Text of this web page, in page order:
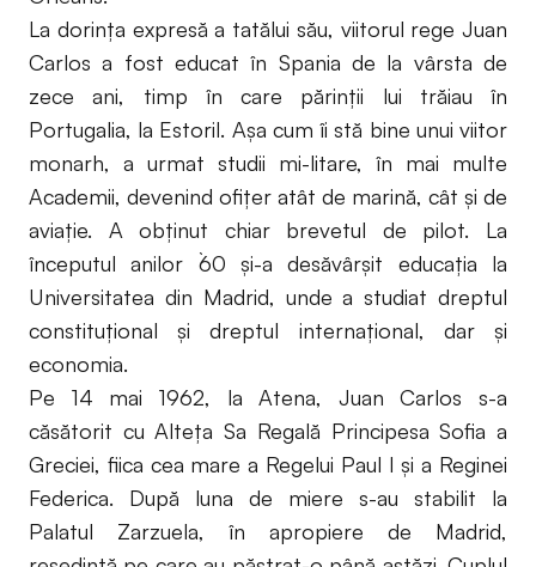
La dorința expresă a tatălui său, viitorul rege Juan
Carlos a fost educat în Spania de la vârsta de
zece ani, timp în care părinții lui trăiau în
Portugalia, la Estoril. Așa cum îi stă bine unui viitor
monarh, a urmat studii mi-litare, în mai multe
Academii, devenind ofițer atât de marină, cât și de
aviație. A obținut chiar brevetul de pilot. La
începutul anilor `60 și-a desăvârșit educația la
Universitatea din Madrid, unde a studiat dreptul
constituțional și dreptul internațional, dar și
economia.
Pe 14 mai 1962, la Atena, Juan Carlos s-a
căsătorit cu Alteța Sa Regală Principesa Sofia a
Greciei, fiica cea mare a Regelui Paul I și a Reginei
Federica. După luna de miere s-au stabilit la
Palatul Zarzuela, în apropiere de Madrid,